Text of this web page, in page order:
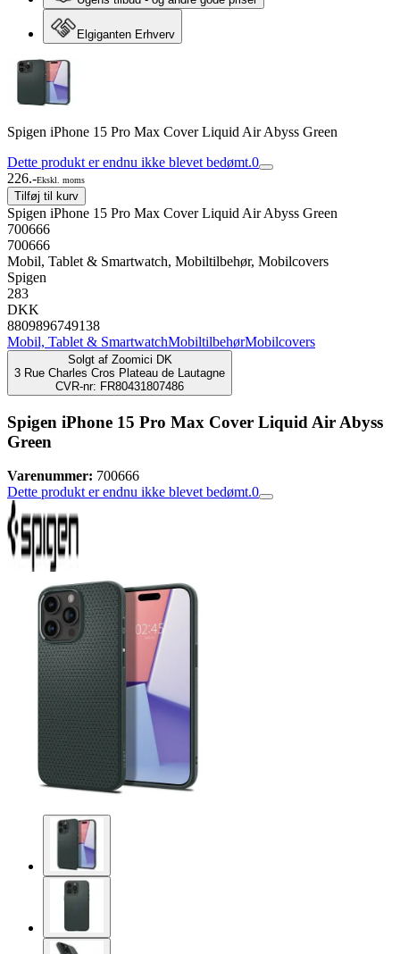
Elgiganten Erhverv
Spigen iPhone 15 Pro Max Cover Liquid Air Abyss Green
Dette produkt er endnu ikke blevet bedømt.0
226.-Ekskl. moms
Tilføj til kurv
Spigen iPhone 15 Pro Max Cover Liquid Air Abyss Green
700666
700666
Mobil, Tablet & Smartwatch, Mobiltilbehør, Mobilcovers
Spigen
283
DKK
8809896749138
Mobil, Tablet & SmartwatchMobiltilbehørMobilcovers
Solgt af Zoomici DK
3 Rue Charles Cros Plateau de Lautagne
CVR-nr: FR80431807486
Spigen iPhone 15 Pro Max Cover Liquid Air Abyss
Green
Varenummer: 700666
Dette produkt er endnu ikke blevet bedømt.0